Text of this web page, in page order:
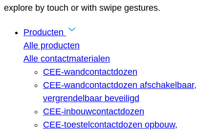
explore by touch or with swipe gestures.
Producten
Alle producten
Alle contactmaterialen
CEE-wandcontactdozen
CEE-wandcontactdozen afschakelbaar,
vergrendelbaar beveiligd
CEE-inbouwcontactdozen
CEE-toestelcontactdozen opbouw,